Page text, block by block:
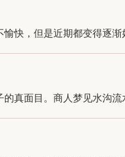
快，但是近期都变得逐渐
真面目。商人梦见水沟流